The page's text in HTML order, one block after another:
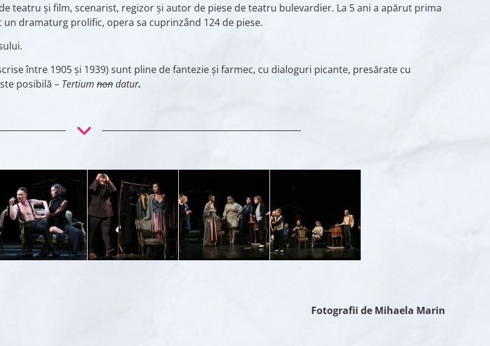
teatru și film, scenarist, regizor și autor de piese de teatru bulevardier. La 5 ani a apărut prima
dramaturg prolific, opera sa cuprinzând 124 de piese.
între 1905 și 1939) sunt pline de fantezie și farmec, cu dialoguri picante, presărate cu
posibilă – Tertiumnondatur.
Fotografii de Mihaela Marin